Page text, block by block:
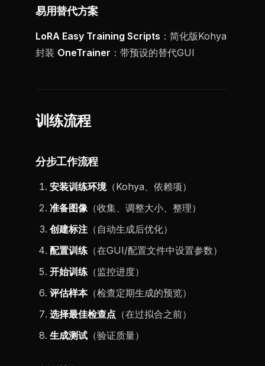
易用替代方案
LoRA Easy Training Scripts ：简化版Kohya
封装 OneTrainer ：带预设的替代GUI
训练流程
分步工作流程
安装训练环境（Kohya、依赖项）
准备图像（收集、调整大小、整理）
创建标注 （自动生成后优化）
配置训练 （在GUI/配置文件中设置参数）
开始训练 （监控进度）
评估样本（检查定期生成的预览）
选择最佳检查点 （在过拟合之前）
生成测试 （验证质量）